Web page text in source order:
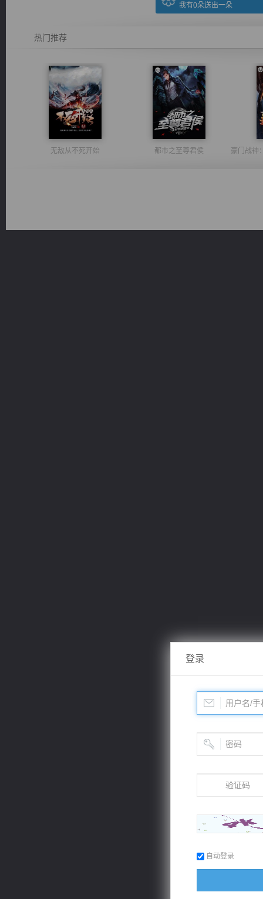
我有0朵送出一朵
热门推荐
无敌从不死开始 都市之至尊君侯
登录
自动登录